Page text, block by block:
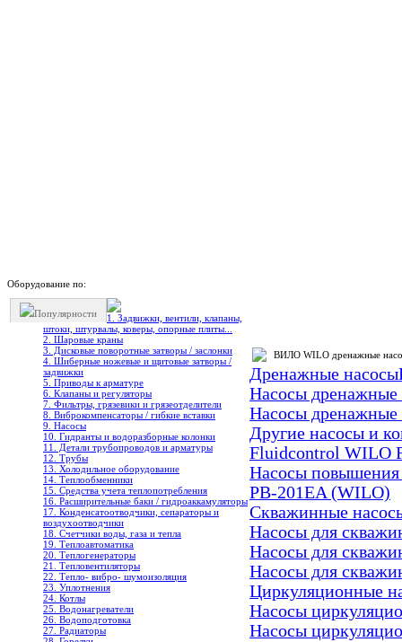
Оборудование по:
Популярности
1. Задвижки, вентили, клапаны,
штоки, штурвалы, коверы, опорные плиты...
2. Шаровые краны
3. Дисковые поворотные затворы / заслонки
4. Шиберные ножевые и щитовые затворы /
задвижки
5. Приводы к арматуре
6. Клапаны и регуляторы
7. Фильтры, грязевики и грязеотделители
8. Виброкомпенсаторы / гибкие вставки
9. Насосы
10. Гидранты и водоразборные колонки
11. Детали трубопроводов и арматуры
12. Трубы
13. Холодильное oборудование
14. Теплообменники
15. Средства учета теплопотребления
16. Расширительные баки / гидроаккамуляторы
17. Конденсатоотводчики, сепараторы и
воздухоотводчики
18. Счетчики воды, газа и тепла
19. Теплоавтоматика
20. Теплогенераторы
21. Тепловентиляторы
22. Тепло- вибро- шумоизоляция
23. Уплотнения
24. Котлы
25. Водонагреватели
26. Водоподготовка
27. Радиаторы
ВИЛО WILO дренажные
Дренажные насосы
Насосы
Насосы
Другие насосы и
Fluidcontrol WILO
Насосы повышения
PB-201EA (WILO)
Скважинные
Насосы для
Насосы для
Насосы для
Циркуляционные
Насосы
Насосы